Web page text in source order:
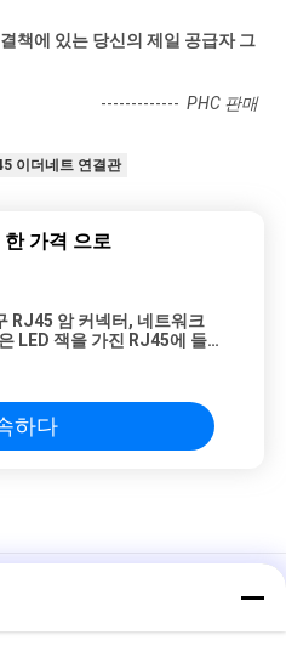
책에 있는 당신의 제일 공급자 그
PHC 판매
이더네트 연결관
한 가격 으로
RJ45 암 커넥터, 네트워크
LED 잭을 가진 RJ45에 들
하다
는을 가진 90도 삽입 식물
LCP를 가진 90도 전화 모듈라